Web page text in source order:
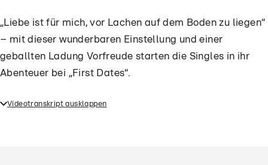
„Liebe ist für mich, vor Lachen auf dem Boden zu liegen“
– mit dieser wunderbaren Einstellung und einer
geballten Ladung Vorfreude starten die Singles in ihr
Abenteuer bei „First Dates“.
„Liebe ist für mich, vor Lachen auf dem Boden zu
Videotranskript ausklappen